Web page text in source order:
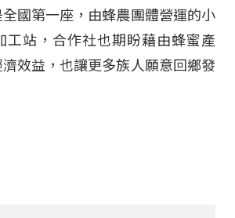
國第一座，由蜂農團體營運的小
工站，合作社也期盼藉由蜂蜜產
效益，也讓更多族人願意回鄉發